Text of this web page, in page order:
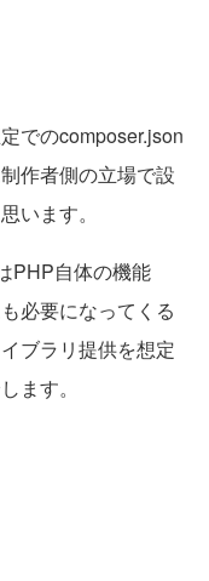
でのcomposer.json
作者側の立場で設
います。
PHP自体の機能
必要になってくる
ブラリ提供を想定
ます。